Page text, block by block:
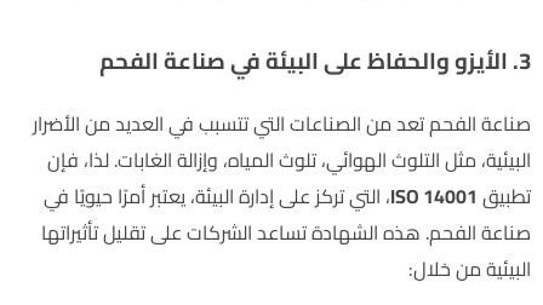
3. الأيزو والحفاظ على البيئة في صناعة الفحم
صناعة الفحم تعد من الصناعات التي تتسبب في العديد من الأضرار
البيئية، مثل التلوث الهوائي، تلوث المياه، وإزالة الغابات. لذا، فإن
تطبيق ISO 14001، التي تركز على إدارة البيئة، يعتبر أمرًا حيويًا في
صناعة الفحم. هذه الشهادة تساعد الشركات على تقليل تأثيراتها
البيئية من خلال: